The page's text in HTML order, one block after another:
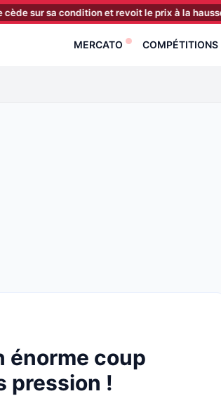
condition et revoit le prix à la hausse
MERCATO COMPÉTITIONS
énorme coup
pression !